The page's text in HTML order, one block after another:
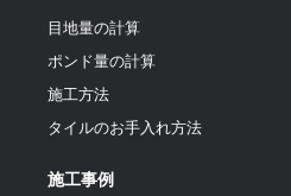
目地量の計算
ポンド量の計算
施工方法
タイルのお手入れ方法
施工事例